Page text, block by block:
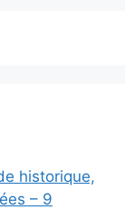
historique,
– 9